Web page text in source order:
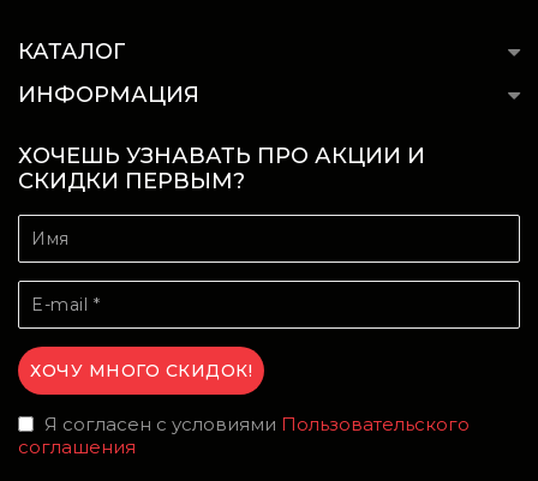
КАТАЛОГ
ИНФОРМАЦИЯ
ХОЧЕШЬ УЗНАВАТЬ ПРО АКЦИИ И
СКИДКИ ПЕРВЫМ?
Я согласен с условиями Пользовательского
соглашения